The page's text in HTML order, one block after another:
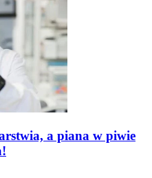
a piana w piwie